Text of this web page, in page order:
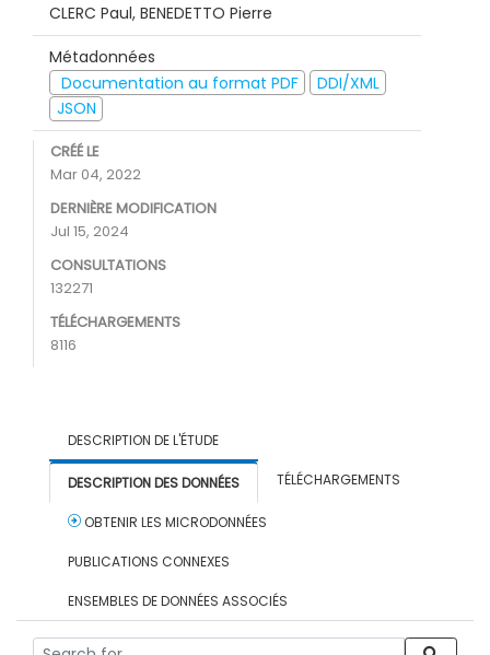
CLERC Paul, BENEDETTO Pierre
Métadonnées
Documentation au format PDF
DDI/XML
JSON
CRÉÉ LE
Mar 04, 2022
DERNIÈRE MODIFICATION
Jul 15, 2024
CONSULTATIONS
132271
TÉLÉCHARGEMENTS
8116
DESCRIPTION DE L'ÉTUDE
DESCRIPTION DES DONNÉES TÉLÉCHARGEMENTS
OBTENIR LES MICRODONNÉES
PUBLICATIONS CONNEXES
ENSEMBLES DE DONNÉES ASSOCIÉS